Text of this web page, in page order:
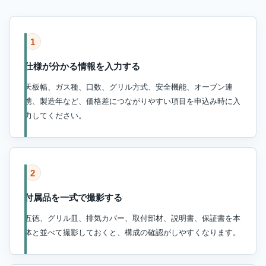
1
仕様が分かる情報を入力する
天板幅、ガス種、口数、グリル方式、安全機能、オーブン連
携、製造年など、価格差につながりやすい項目を申込み時に入
力してください。
2
付属品を一式で撮影する
五徳、グリル皿、排気カバー、取付部材、説明書、保証書を本
体と並べて撮影しておくと、構成の確認がしやすくなります。